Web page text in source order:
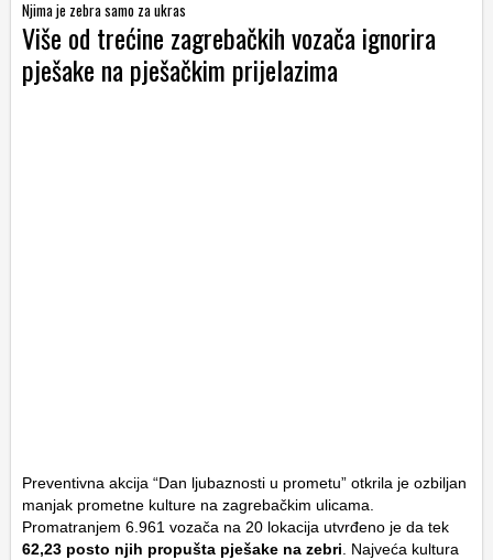
Njima je zebra samo za ukras
Više od trećine zagrebačkih vozača ignorira
pješake na pješačkim prijelazima
Preventivna akcija “Dan ljubaznosti u prometu” otkrila je ozbiljan
manjak prometne kulture na zagrebačkim ulicama.
Promatranjem 6.961 vozača na 20 lokacija utvrđeno je da tek
62,23 posto njih propušta pješake na zebri. Najveća kultura